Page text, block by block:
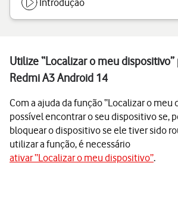
Introdução
Utilize “Localizar o meu dispositivo”
Redmi A3 Android 14
Com a ajuda da função “Localizar o meu
possível encontrar o seu dispositivo se,
bloquear o dispositivo se ele tiver sido
utilizar a função, é necessário
ativar “Localizar o meu dispositivo”.